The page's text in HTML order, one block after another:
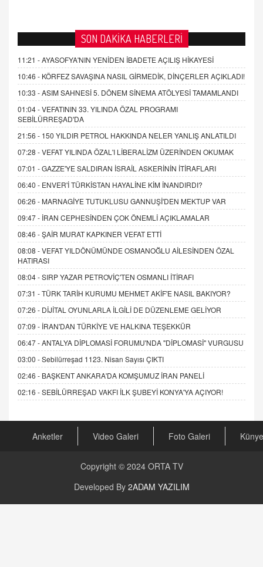
SON DAKİKA HABERLERİ
11:21 -AYASOFYA'NIN YENİDEN İBADETE AÇILIŞ HİKAYESİ
10:46 - KÖRFEZ SAVAŞINA NASIL GİRMEDİK, DİNÇERLER AÇIKLADI!
10:33 -ASIM SAHNESİ 5. DÖNEM SİNEMA ATÖLYESİ TAMAMLANDI
01:04 -VEFATININ 33. YILINDA ÖZAL PROGRAMI
SEBİLÜRREŞAD'DA
21:56 - 150 YILDIR PETROL HAKKINDA NELER YANLIŞ ANLATILDI
07:28 -VEFAT YILINDA ÖZAL'I LİBERALİZM ÜZERİNDEN OKUMAK
07:01 -GAZZE'YE SALDIRAN İSRAİL ASKERİNİN İTİRAFLARI
06:40 - ENVER'İ TÜRKİSTAN HAYALİNE KİM İNANDIRDI?
06:26 - MARNAGİYE TUTUKLUSU GANNUŞİ'DEN MEKTUP VAR
09:47 - İRAN CEPHESİNDEN ÇOK ÖNEMLİ AÇIKLAMALAR
08:46 -ŞAİR MURAT KAPKINER VEFAT ETTİ
08:08 -VEFAT YILDÖNÜMÜNDE OSMANOĞLU AİLESİNDEN ÖZAL
HATIRASI
08:04 -SIRP YAZAR PETROVİÇ'TEN OSMANLI İTİRAFI
07:31 -TÜRK TARİH KURUMU MEHMET AKİF'E NASIL BAKIYOR?
07:26 - DİJİTAL OYUNLARLA İLGİLİ DE DÜZENLEME GELİYOR
07:09 - İRAN'DAN TÜRKİYE VE HALKINA TEŞEKKÜR
06:47 -ANTALYA DİPLOMASİ FORUMU'NDA "DİPLOMASİ" VURGUSU
03:00 -Sebilürreşad 1123. Nisan Sayısı ÇIKTI
02:46 - BAŞKENT ANKARA'DA KOMŞUMUZ İRAN PANELİ
02:16 -SEBİLÜRREŞAD VAKFI İLK ŞUBEYİ KONYA'YA AÇIYOR!
Anketler Video Galeri Foto Galeri Künye
Copyright © 2024 ORTA TV
Developed By 2ADAM YAZILIM